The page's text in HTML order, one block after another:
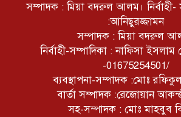
সম্পাদক : মিয়া বদরুল আলম। নির্বাহী-
:আনিছুরজ্জামন
সম্পাদক : মিয়া বদরুল
নির্বাহী-সম্পাদিকা : নাফিসা
-01675254501/
ব্যবস্থাপনা-সম্পাদক :মোঃ
বার্তা সম্পাদক :রেজোয়ান
সহ-সম্পাদক : মোঃ মাহবুব